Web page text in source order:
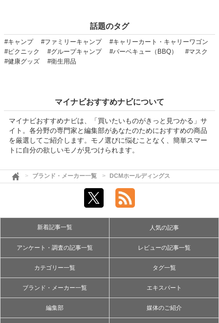
話題のタグ
#キャンプ #ファミリーキャンプ
#キャリーカート・キャリーワゴン
#ピクニック
#グループキャンプ #バーベキュー（BBQ）
#マスク
#健康グッズ
#衛生用品
マイナビおすすめナビについて
マイナビおすすめナビは、「買いたいものがきっと見つかる」サ
イト。各分野の専門家と編集部があなたのためにおすすめの商品
を厳選してご紹介します。モノ選びに悩むことなく、簡単スマー
トに自分の欲しいモノが見つけられます。
ブランド・メーカー一覧 DCMホールディングス
新着記事一覧 人気の記事
アンケート・調査の記事一覧 レビューの記事一覧
カテゴリー一覧 タグ一覧
ブランド・メーカー一覧 エキスパート
編集部 媒体のご紹介